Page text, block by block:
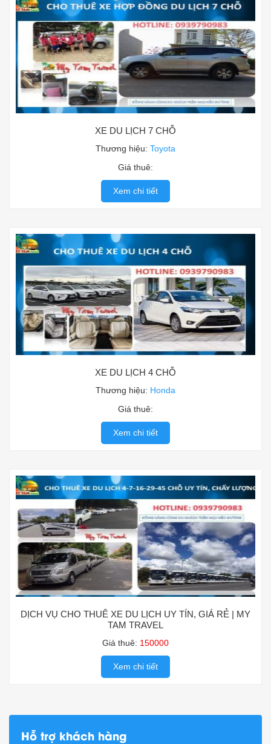
XE DU LỊCH 7 CHỖ
Thương hiệu: Toyota
Giá thuê:
Xem chi tiết
XE DU LỊCH 4 CHỖ
Thương hiệu: Honda
Giá thuê:
Xem chi tiết
DỊCH VỤ CHO THUÊ XE DU LỊCH UY TÍN, GIÁ RẺ | MY
TAM TRAVEL
Giá thuê: 150000
Xem chi tiết
Hỗ trợ khách hàng